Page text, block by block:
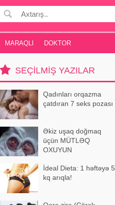
MARAQLI DOKTOR
SEÇILMIŞ YAZILAR
Qadınları orqazma
çatdıran 7 seks pozası
Əkiz uşaq doğmaq
üçün MÜTLƏQ
OXUYUN
İdeal Dieta: 1 həftəyə 5
kq arıqla!